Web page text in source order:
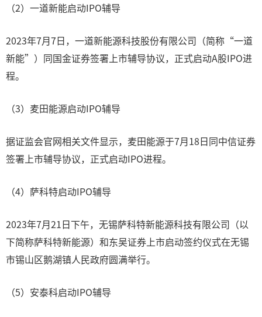
（2）一道新能启动IPO辅导
2023年7月7日，一道新能源科技股份有限公司（简称“一道
新能”）同国金证券签署上市辅导协议，正式启动A股IPO进
程。
（3）麦田能源启动IPO辅导
据证监会官网相关文件显示，麦田能源于7月18日同中信证券
签署上市辅导协议，正式启动IPO进程。
（4）萨科特启动IPO辅导
2023年7月21日下午，无锡萨科特新能源科技有限公司（以
下简称萨科特新能源）和东吴证券上市启动签约仪式在无锡
市锡山区鹅湖镇人民政府圆满举行。
（5）安泰科启动IPO辅导